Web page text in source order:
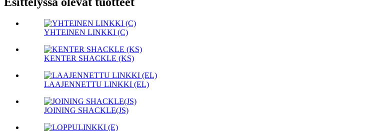
YHTEINEN LINKKI (C)
KENTER SHACKLE (KS)
LAAJENNETTU LINKKI (EL)
JOINING SHACKLE(JS)